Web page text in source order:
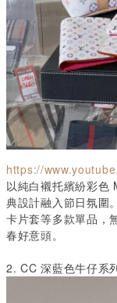
https://
以純白襯托繽紛彩色
典設計融入節日氛圍
卡片套等多款單品，
春好意頭。
2. CC深藍色牛仔系